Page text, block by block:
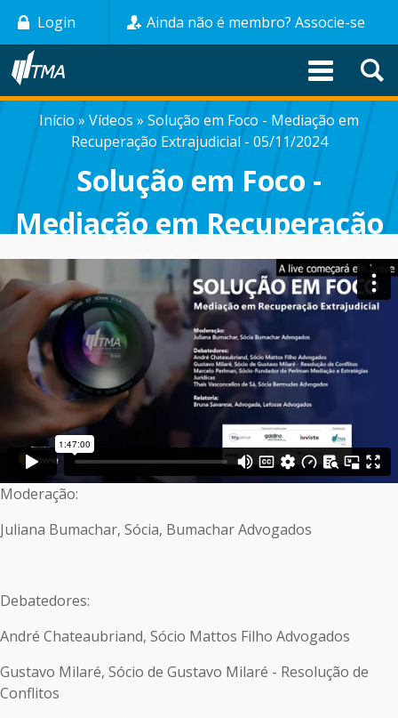
Pular
para
conteúdo
principal
Login Ainda não é membro? Associe-se
TRILHA
NAVEGAÇÃO
Início Vídeos
Solução em Foco - Mediação em
Recuperação Extrajudicial - 05/11/2024
Solução em Foco -
Mediação em Recuperação
Extrajudicial - 05/11/2024
Moderação:
Juliana Bumachar, Sócia, Bumachar Advogados
Debatedores:
André Chateaubriand, Sócio Mattos Filho Advogados
Gustavo Milaré, Sócio de Gustavo Milaré - Resolução de
Conflitos